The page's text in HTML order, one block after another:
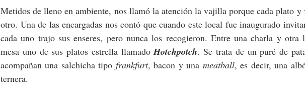
Metidos de lleno en ambiente, nos llamó la atención la vajilla porque cada plato y
otro. Una de las encargadas nos contó que cuando este local fue inaugurado
cada uno trajo sus enseres, pero nunca los recogieron. Entre una charla y otra
mesa uno de sus platos estrella llamado Hotchpotch. Se trata de un puré de
acompañan una salchicha tipo frankfurt, bacon y una meatball, es decir, una
ternera.